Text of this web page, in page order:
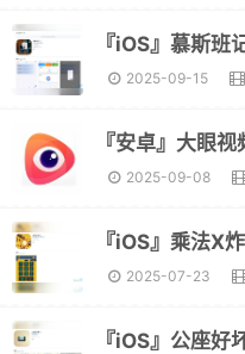
2025-09-15
『安卓』大眼
2025-09-08
2025-07-23
『iOS』公座